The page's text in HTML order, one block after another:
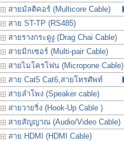
สายมัลติคอร์ (Multicore Cable)
สาย ST-TP (RS485)
สายรางกระดูงู (Drag Chai Cable)
สายมิกเซอร์ (Multi-pair Cable)
สายไมโครโฟน (Micropone Cable)
สาย Cat5 Cat6,สายโทรศัพท์
สายลำโพง (Speaker cable)
สายวายริ่ง (Hook-Up Cable )
สายสัญญาณ (Audio/Video Cable)
สาย HDMI (HDMI Cable)